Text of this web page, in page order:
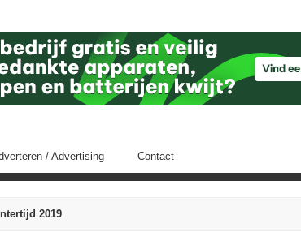
/ Advertising Contact
2019